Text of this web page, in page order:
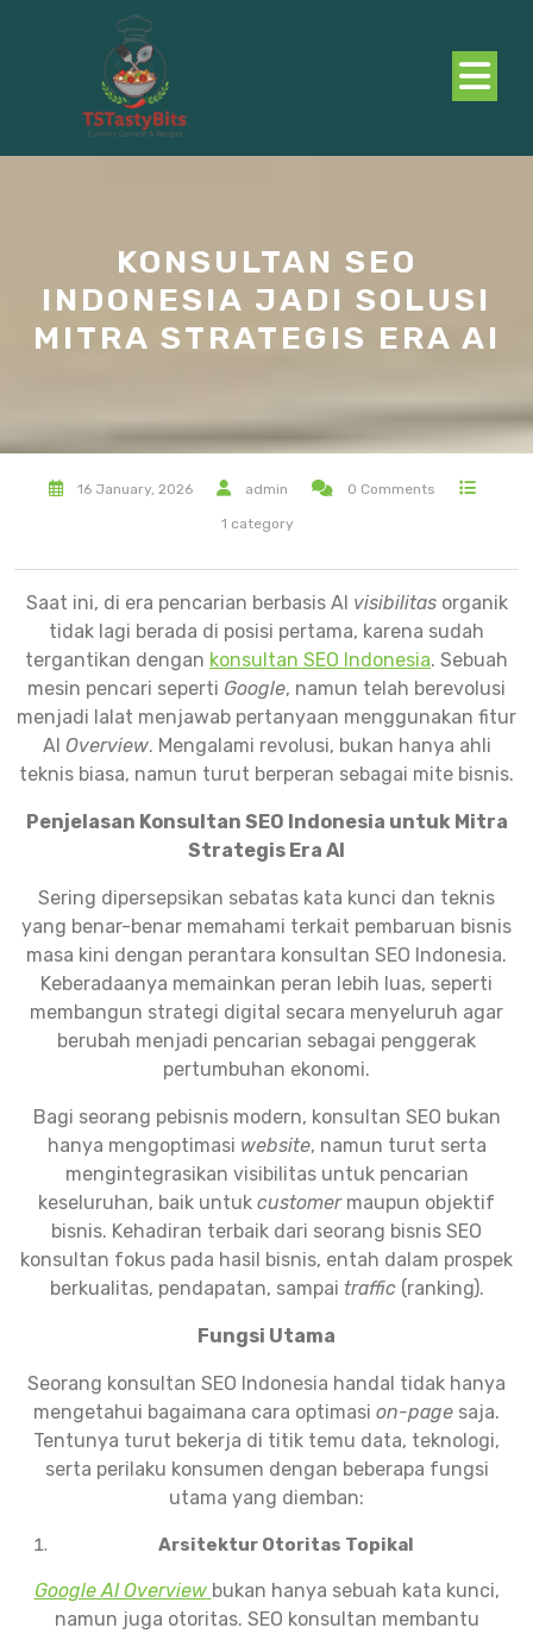
KONSULTAN SEO
INDONESIA JADI SOLUSI
MITRA STRATEGIS ERA AI
16 January, 2026 admin 0 Comments
1 category
Saat ini, di era pencarian berbasis AI visibilitas organik
tidak lagi berada di posisi pertama, karena sudah
tergantikan dengan konsultan SEO Indonesia. Sebuah
mesin pencari seperti Google, namun telah berevolusi
menjadi lalat menjawab pertanyaan menggunakan fitur
AI Overview. Mengalami revolusi, bukan hanya ahli
teknis biasa, namun turut berperan sebagai mite bisnis.
Penjelasan Konsultan SEO Indonesia untuk Mitra
Strategis Era AI
Sering dipersepsikan sebatas kata kunci dan teknis
yang benar-benar memahami terkait pembaruan bisnis
masa kini dengan perantara konsultan SEO Indonesia.
Keberadaanya memainkan peran lebih luas, seperti
membangun strategi digital secara menyeluruh agar
berubah menjadi pencarian sebagai penggerak
pertumbuhan ekonomi.
Bagi seorang pebisnis modern, konsultan SEO bukan
hanya mengoptimasi website, namun turut serta
mengintegrasikan visibilitas untuk pencarian
keseluruhan, baik untuk customermaupun objektif
bisnis. Kehadiran terbaik dari seorang bisnis SEO
konsultan fokus pada hasil bisnis, entah dalam prospek
berkualitas, pendapatan, sampai traffic (ranking).
Fungsi Utama
Seorang konsultan SEO Indonesia handal tidak hanya
mengetahui bagaimana cara optimasi on-page saja.
Tentunya turut bekerja di titik temu data, teknologi,
serta perilaku konsumen dengan beberapa fungsi
utama yang diemban:
Arsitektur Otoritas Topikal
Google AI Overview bukan hanya sebuah kata kunci,
namun juga otoritas. SEO konsultan membantu